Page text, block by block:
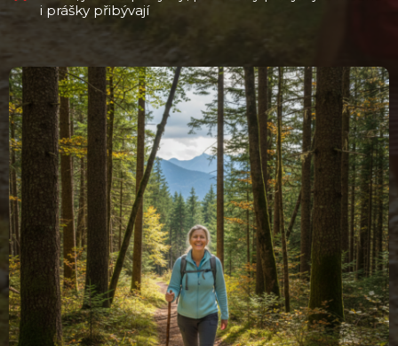
i prášky přibývají